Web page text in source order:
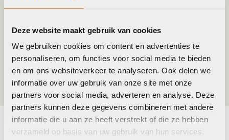
Deze website maakt gebruik van cookies
We gebruiken cookies om content en advertenties te
personaliseren, om functies voor social media te bieden
en om ons websiteverkeer te analyseren. Ook delen we
informatie over uw gebruik van onze site met onze
partners voor social media, adverteren en analyse. Deze
partners kunnen deze gegevens combineren met andere
informatie die u aan ze heeft verstrekt of die ze hebben
verzameld op basis van uw gebruik van hun services.
Jaar
Kleur